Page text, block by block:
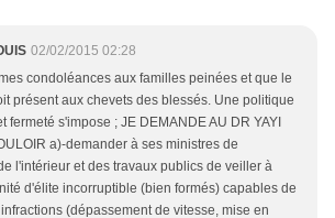
02/02/2015 02:28
condoléances aux familles peinées et que le
présent aux chevets des blessés. Une politique
fermeté s'impose ; JE DEMANDE AU DR YAYI
a)-demander à ses ministres de
l'intérieur et des travaux publics de veiller à
d'élite incorruptible (bien formés) capables de
(dépassement de vitesse, mise en